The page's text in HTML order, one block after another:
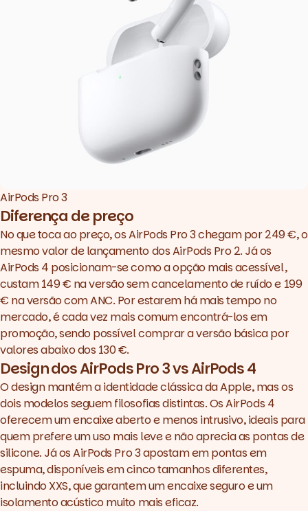
AirPods Pro 3
Diferença de preço
No que toca ao preço, os AirPods Pro 3 chegam por 249 €, o
mesmo valor de lançamento dos AirPods Pro 2. Já os
AirPods 4 posicionam-se como a opção mais acessível,
custam 149 € na versão sem cancelamento de ruído e 199
€ na versão com ANC. Por estarem há mais tempo no
mercado, é cada vez mais comum encontrá-los em
promoção, sendo possível comprar a versão básica por
valores abaixo dos 130 €.
Design dos AirPods Pro 3 vs AirPods 4
O design mantém a identidade clássica da Apple, mas os
dois modelos seguem filosofias distintas. Os AirPods 4
oferecem um encaixe aberto e menos intrusivo, ideais para
quem prefere um uso mais leve e não aprecia as pontas de
silicone. Já os AirPods Pro 3 apostam em pontas em
espuma, disponíveis em cinco tamanhos diferentes,
incluindo XXS, que garantem um encaixe seguro e um
isolamento acústico muito mais eficaz.